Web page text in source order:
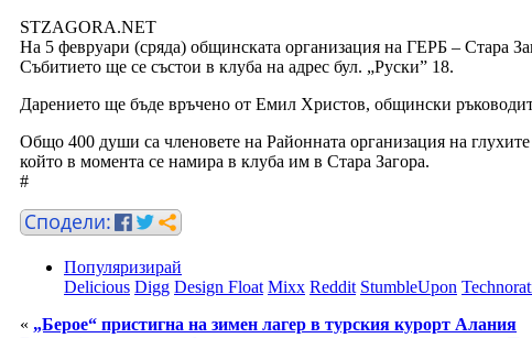
STZAGORA.NET
На 5 февруари (сряда) общинската организация на ГЕРБ – Стара
Събитието ще се състои в клуба на адрес бул. „Руски” 18.
Дарението ще бъде връчено от Емил Христов, общински
Общо 400 души са членовете на Районната организация на
който в момента се намира в клуба им в Стара Загора.
#
Популяризирай
Delicious Digg Design Float Mixx Reddit StumbleUpon
« „Берое“ пристигна на зимен лагер в турския курорт Алания